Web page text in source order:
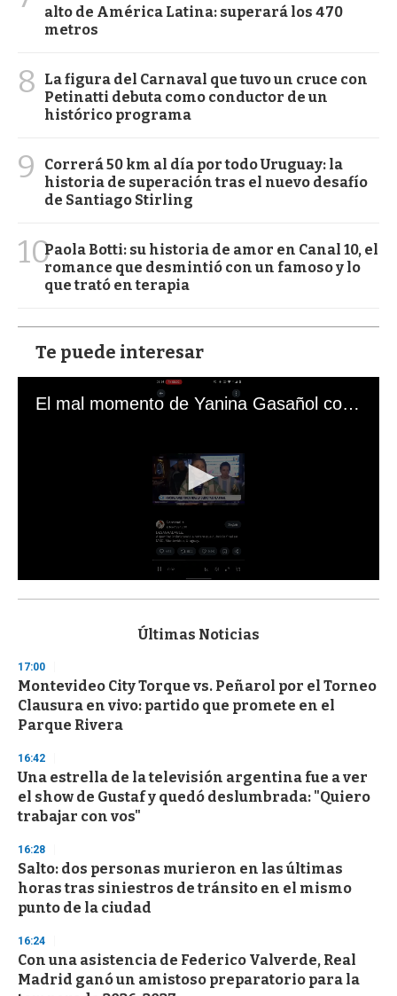
alto de América Latina: superará los 470
metros
8
La figura del Carnaval que tuvo un cruce con
Petinatti debuta como conductor de un
histórico programa
9
Correrá 50 km al día por todo Uruguay: la
historia de superación tras el nuevo desafío
de Santiago Stirling
10Paola Botti: su historia de amor en Canal 10, el
romance que desmintió con un famoso y lo
que trató en terapia
Te puede interesar
El mal momento de Yanina Gasañol con un hincha argentino en "Subrayado"
s
d
s
o
f
3
s
e
c
o
n
Últimas Noticias
17:00
Montevideo City Torque vs. Peñarol por el Torneo
Clausura en vivo: partido que promete en el
Parque Rivera
16:42
Una estrella de la televisión argentina fue a ver
el show de Gustaf y quedó deslumbrada: "Quiero
trabajar con vos"
16:28
Salto: dos personas murieron en las últimas
horas tras siniestros de tránsito en el mismo
punto de la ciudad
16:24
Con una asistencia de Federico Valverde, Real
Madrid ganó un amistoso preparatorio para la